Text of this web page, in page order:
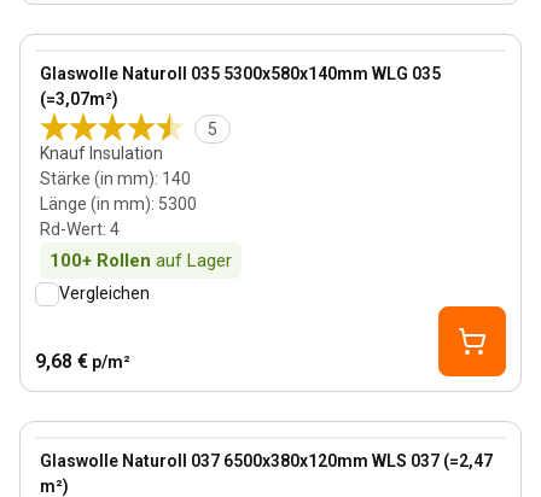
Bestseller
Glaswolle Naturoll 035 5300x580x140mm WLG 035
(=3,07m²)
5
Knauf Insulation
Stärke (in mm): 140
Länge (in mm): 5300
Rd-Wert: 4
100+ Rollen auf Lager
View product
Vergleichen
9,68 € p/m²
Glaswolle Naturoll 037 6500x380x120mm WLS 037 (=2,47
m²)
View product